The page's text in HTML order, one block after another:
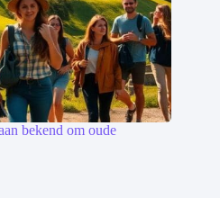
bekend om oude